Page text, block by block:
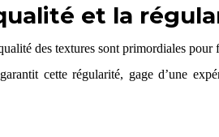
et la
des textures sont primordiales pour
cette régularité, gage d’une